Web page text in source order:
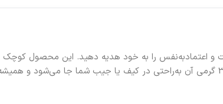
و اعتمادبه‌نفس را به خود هدیه دهید. این محصول کوچک